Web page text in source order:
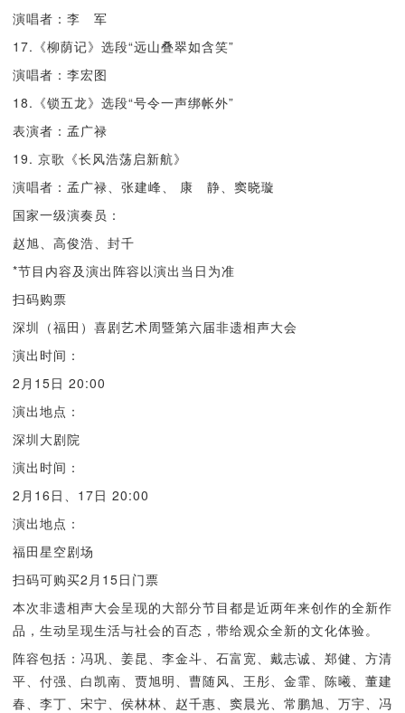
演唱者：李 军
17.《柳荫记》选段“远山叠翠如含笑”
演唱者：李宏图
18.《锁五龙》选段“号令一声绑帐外”
表演者：孟广禄
19. 京歌《长风浩荡启新航》
演唱者：孟广禄、张建峰、 康 静、窦晓璇
国家一级演奏员：
赵旭、高俊浩、封千
*节目内容及演出阵容以演出当日为准
扫码购票
深圳（福田）喜剧艺术周暨第六届非遗相声大会
演出时间：
2月15日 20:00
演出地点：
深圳大剧院
演出时间：
2月16日、17日 20:00
演出地点：
福田星空剧场
扫码可购买2月15日门票
本次非遗相声大会呈现的大部分节目都是近两年来创作的全新作
品，生动呈现生活与社会的百态，带给观众全新的文化体验。
阵容包括：冯巩、姜昆、李金斗、石富宽、戴志诚、郑健、方清
平、付强、白凯南、贾旭明、曹随风、王彤、金霏、陈曦、董建
春、李丁、宋宁、侯林林、赵千惠、窦晨光、常鹏旭、万宇、冯